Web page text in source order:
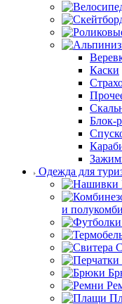
Каски
Блок-
Одежда для
и